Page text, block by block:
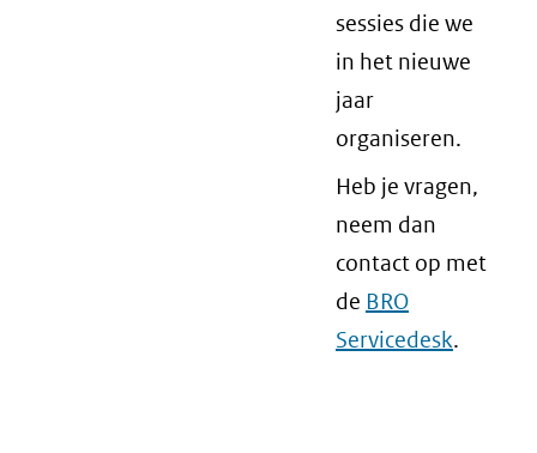
sessies die we
in het nieuwe
jaar
organiseren.
Heb je vragen,
neem dan
contact op met
de BRO
Servicedesk.